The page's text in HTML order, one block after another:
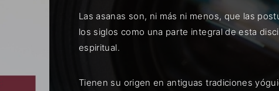
Las asanas son, ni más ni menos, que las
los siglos como una parte integral de esta
espiritual.
Tienen su origen en antiguas tradiciones